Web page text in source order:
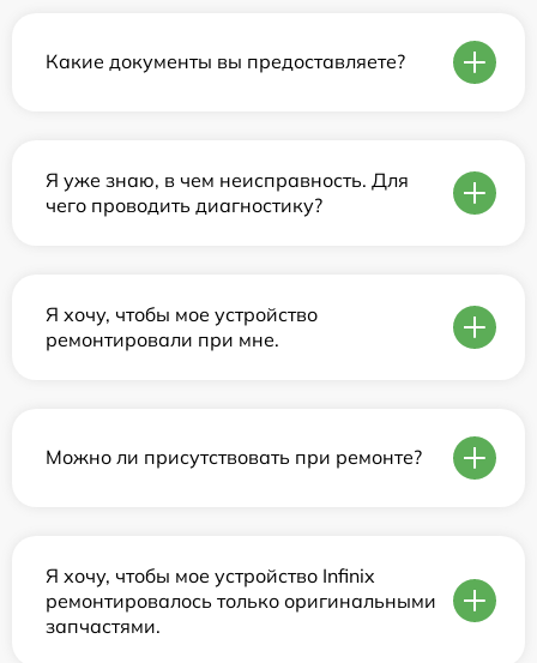
Какие документы вы предоставляете?
Я уже знаю, в чем неисправность. Для
чего проводить диагностику?
Я хочу, чтобы мое устройство
ремонтировали при мне.
Можно ли присутствовать при ремонте?
Я хочу, чтобы мое устройство Infinix
ремонтировалось только оригинальными
запчастями.